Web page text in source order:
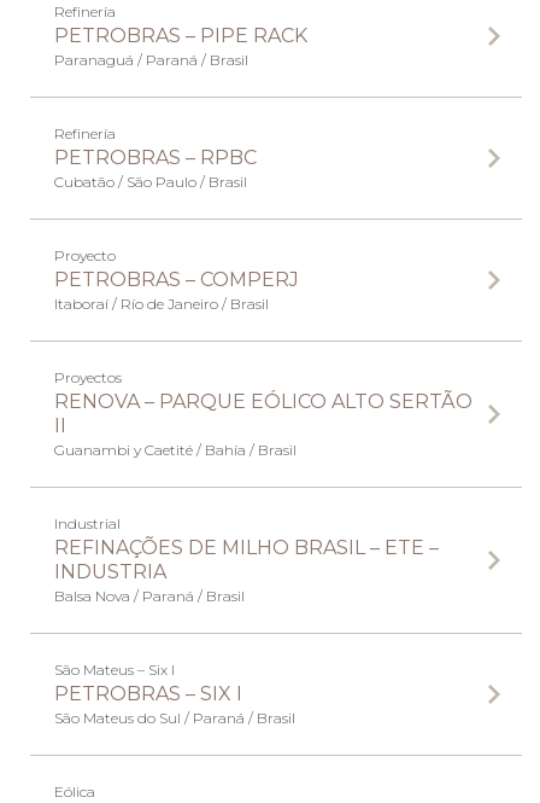
Refinería
PETROBRAS – PIPE RACK
Paranaguá / Paraná / Brasil
Refinería
PETROBRAS – RPBC
Cubatão / São Paulo / Brasil
Proyecto
PETROBRAS – COMPERJ
Itaboraí / Río de Janeiro / Brasil
Proyectos
RENOVA – PARQUE EÓLICO ALTO SERTÃO
Guanambi y Caetité / Bahía / Brasil
Industrial
REFINAÇÕES DE MILHO BRASIL – ETE –
INDUSTRIA
Balsa Nova / Paraná / Brasil
São Mateus – Six I
PETROBRAS – SIX I
São Mateus do Sul / Paraná / Brasil
Eólica